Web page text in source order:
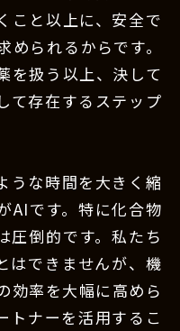
こと以上に、安全で
られるからです。
を扱う以上、決して
て存在するステップ
うな時間を大きく縮
AIです。特に化合物
圧倒的です。私たち
はできませんが、機
効率を大幅に高めら
トナーを活用するこ